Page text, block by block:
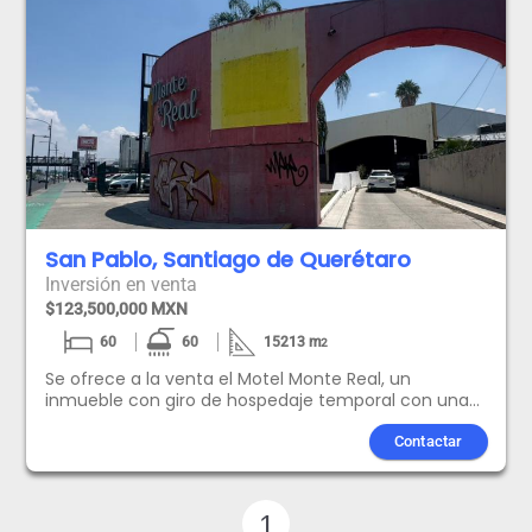
San Pablo, Santiago de Querétaro
Inversión en venta
$123,500,000 MXN
60 60 15213m2
Se ofrece a la venta el Motel Monte Real, un
inmueble con giro de hospedaje temporal con una
ubicación verdaderamente privilegiada. Situado con
frente directo sobre la Av. 5 de Febrero, esta
propiedad se encuentra dentro de uno de los
corredores comerciales más importantes y
Contactar